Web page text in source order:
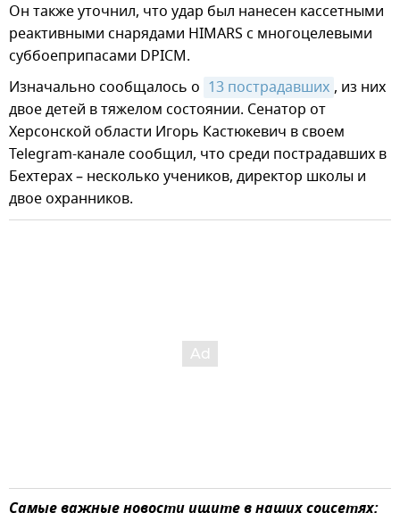
Он также уточнил, что удар был нанесен кассетными
реактивными снарядами HIMARS с многоцелевыми
суббоеприпасами DPICM.
Изначально сообщалось о 13 пострадавших , из них
двое детей в тяжелом состоянии. Сенатор от
Херсонской области Игорь Кастюкевич в своем
Telegram-канале сообщил, что среди пострадавших в
Бехтерах – несколько учеников, директор школы и
двое охранников.